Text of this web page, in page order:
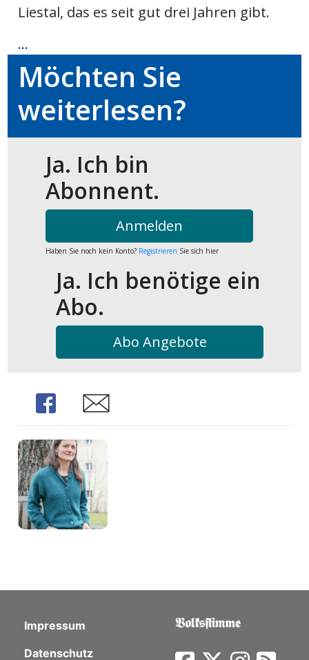
Liestal, das es seit gut drei Jahren gibt.
...
Möchten Sie
weiterlesen?
Ja. Ich bin
Abonnent.
Anmelden
Haben Sie noch kein Konto? Registrieren Sie sich hier
Ja. Ich benötige ein
Abo.
Abo Angebote
Share Share
Impressum
Datenschutz